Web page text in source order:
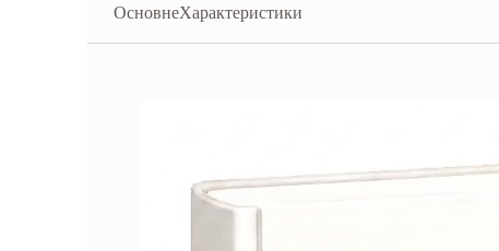
ОсновнеХарактеристики